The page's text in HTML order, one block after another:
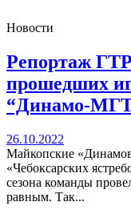
Новости
Репортаж
прошедших
“Динамо-
26.10.2022
Майкопские
«Чебоксарских
сезона команды
равным. Так...